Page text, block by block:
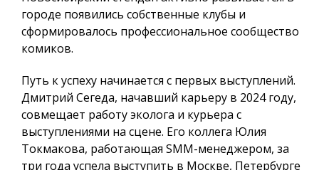
городе появились собственные клубы и
сформировалось профессиональное сообщество
комиков.
Путь к успеху начинается с первых выступлений.
Дмитрий Сегеда, начавший карьеру в 2024 году,
совмещает работу эколога и курьера с
выступлениями на сцене. Его коллега Юлия
Токмакова, работающая SMM-менеджером, за
три года успела выступить в Москве, Петербурге